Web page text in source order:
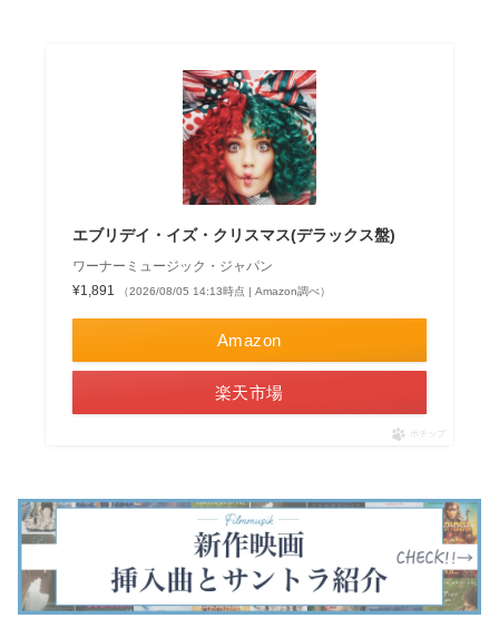
ビーチ・ボーイズ
の代表曲／ヒット
曲が使われた映画
を曲ごとに紹介し
ます。
のヒット曲／代表
曲を含むダイア
ナ・ロスの曲が使
われた映画を紹介
します。
エブリデイ・イズ・クリスマス(デラックス盤)
ワーナーミュージック・ジャパン
¥1,891
（2026/08/05 14:13時点 | Amazon調べ）
Amazon
楽天市場
ポチップ